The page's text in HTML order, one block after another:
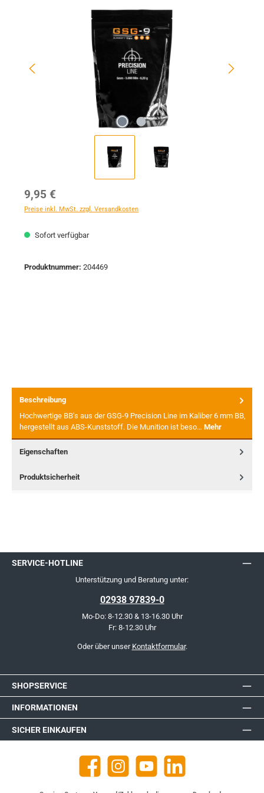
Regulärer Preis:
9,95 €
Preise inkl. MwSt. zzgl. Versandkosten
Sofort verfügbar
Produktnummer: 204469
Beschreibung
Hochwertige BB's aus der GSG-9 Precision Line im Kaliber 6 mm BB,
hergestellt aus ABS-Kunststoff. Die Munition ist beso… Mehr
Eigenschaften
Produktsicherheit
SERVICE-HOTLINE
Unterstützung und Beratung unter:
02938 97839-0
Mo-Do: 8-12.30 & 13-16.30 Uhr
Fr: 8-12.30 Uhr
Oder über unser Kontaktformular.
SHOPSERVICE
INFORMATIONEN
SICHER EINKAUFEN
Facebook Instagram YouTube https://de.linkedin.com/company/